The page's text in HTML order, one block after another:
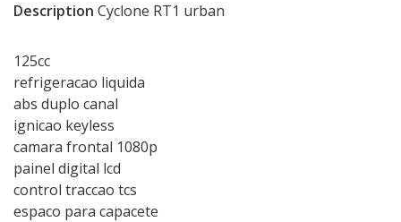
Description Cyclone RT1 urban
125cc
refrigeracao liquida
abs duplo canal
ignicao keyless
camara frontal 1080p
painel digital lcd
control traccao tcs
espaco para capacete